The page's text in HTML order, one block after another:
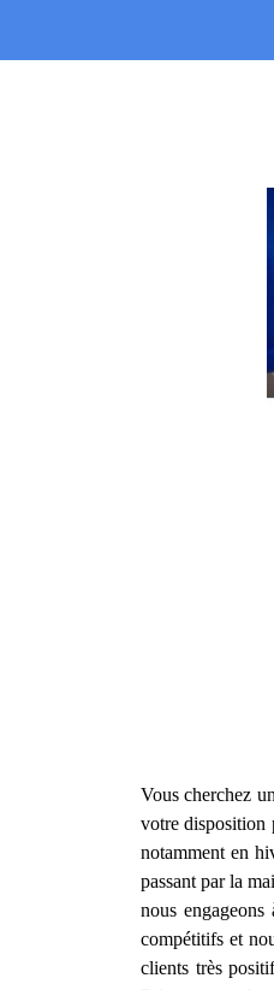
Vous cherchez
votre disposition
notamment en
passant par la
nous
compétitifs et
clients très